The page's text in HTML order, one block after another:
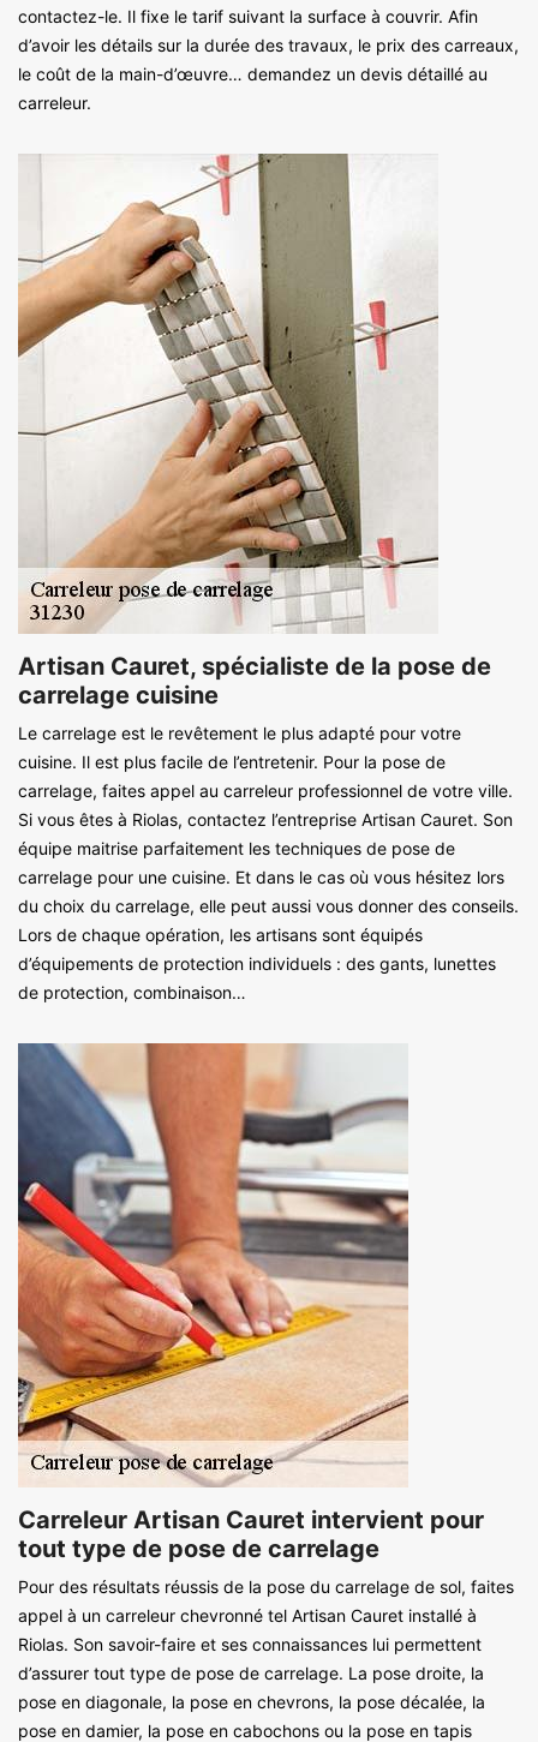
contactez-le. Il fixe le tarif suivant la surface à couvrir. Afin
d’avoir les détails sur la durée des travaux, le prix des carreaux,
le coût de la main-d’œuvre… demandez un devis détaillé au
carreleur.
Artisan Cauret, spécialiste de la pose de
carrelage cuisine
Le carrelage est le revêtement le plus adapté pour votre
cuisine. Il est plus facile de l’entretenir. Pour la pose de
carrelage, faites appel au carreleur professionnel de votre ville.
Si vous êtes à Riolas, contactez l’entreprise Artisan Cauret. Son
équipe maitrise parfaitement les techniques de pose de
carrelage pour une cuisine. Et dans le cas où vous hésitez lors
du choix du carrelage, elle peut aussi vous donner des conseils.
Lors de chaque opération, les artisans sont équipés
d’équipements de protection individuels : des gants, lunettes
de protection, combinaison…
Carreleur Artisan Cauret intervient pour
tout type de pose de carrelage
Pour des résultats réussis de la pose du carrelage de sol, faites
appel à un carreleur chevronné tel Artisan Cauret installé à
Riolas. Son savoir-faire et ses connaissances lui permettent
d’assurer tout type de pose de carrelage. La pose droite, la
pose en diagonale, la pose en chevrons, la pose décalée, la
pose en damier, la pose en cabochons ou la pose en tapis